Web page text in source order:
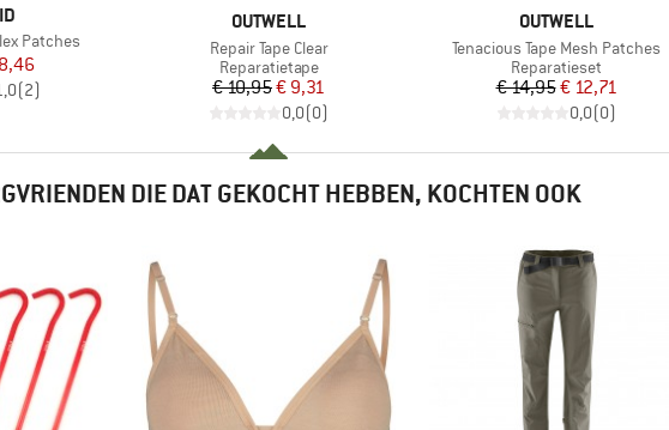
Patches
prijs
(2)
MERK
OUTWELL
Artikel
Repair Tape Clear
Productgroep
Reparatietape
Prijs
€ 10,95Verlaagde prijs
€ 9,31
0,0(0)
MERK
OUTWELL
Artikel
Tenacious Tape Mesh Patches
Productgroep
Reparatieset
Prijs
€ 14,95Verlaagde prijs
€ 12,71
0,0(0)
DIE DAT GEKOCHT HEBBEN, KOCHTEN OOK